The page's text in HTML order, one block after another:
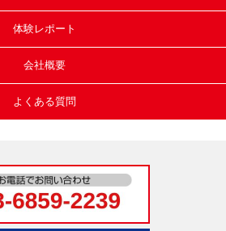
体験レポート
会社概要
よくある質問